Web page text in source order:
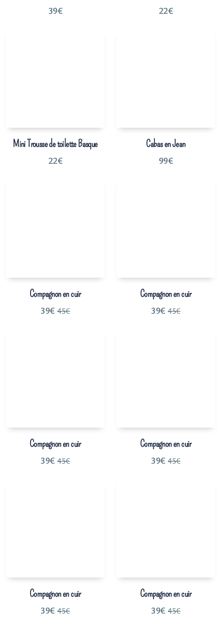
39€ 22€
Mini Trousse de toilette Basque
22€
Cabas en Jean
99€
Compagnon en cuir
39€ 45€
Compagnon en cuir
39€ 45€
Compagnon en cuir
39€ 45€
Compagnon en cuir
39€ 45€
Compagnon en cuir
39€ 45€
Compagnon en cuir
39€ 45€